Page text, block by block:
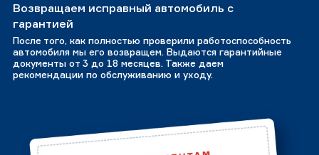
Возвращаем исправный автомобиль с
гарантией
После того, как полностью проверили работоспособность
автомобиля мы его возвращем. Выдаются гарантийные
документы от 3 до 18 месяцев. Также даем
рекомендации по обслуживанию и уходу.